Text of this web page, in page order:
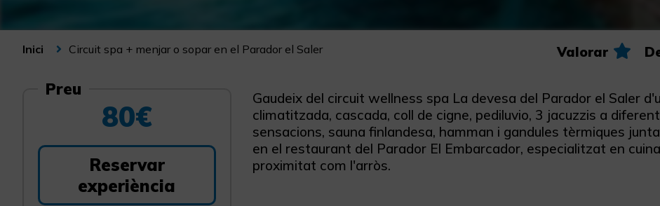
Valorar
Inici Circuit spa + menjar o sopar en el Parador el Saler
Preu
80€
Reservar
experiència
Gaudeix del circuit wellness spa La devesa del Parador el Saler
climatitzada, cascada, coll de cigne, pediluvio, 3 jacuzzis a
sensacions, sauna finlandesa, hamman i gandules tèrmiques
en el restaurant del Parador El Embarcador, especialitzat en
proximitat com l'arròs.